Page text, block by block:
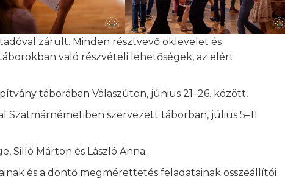
zárult. Minden résztvevő oklevelet és
való részvételi lehetőségek, az elért
táborában Válaszúton, június 21–26. között,
szervezett táborban, július 5–11
Silló Márton és László Anna.
és a döntő megmérettetés feladatainak összeállítói